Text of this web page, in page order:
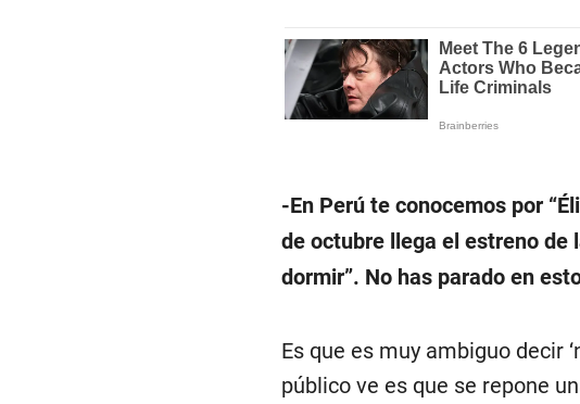
-En Perú te conocemos por
de octubre llega el estreno de
dormir”. No has parado en
Es que es muy ambiguo decir
público ve es que se repone